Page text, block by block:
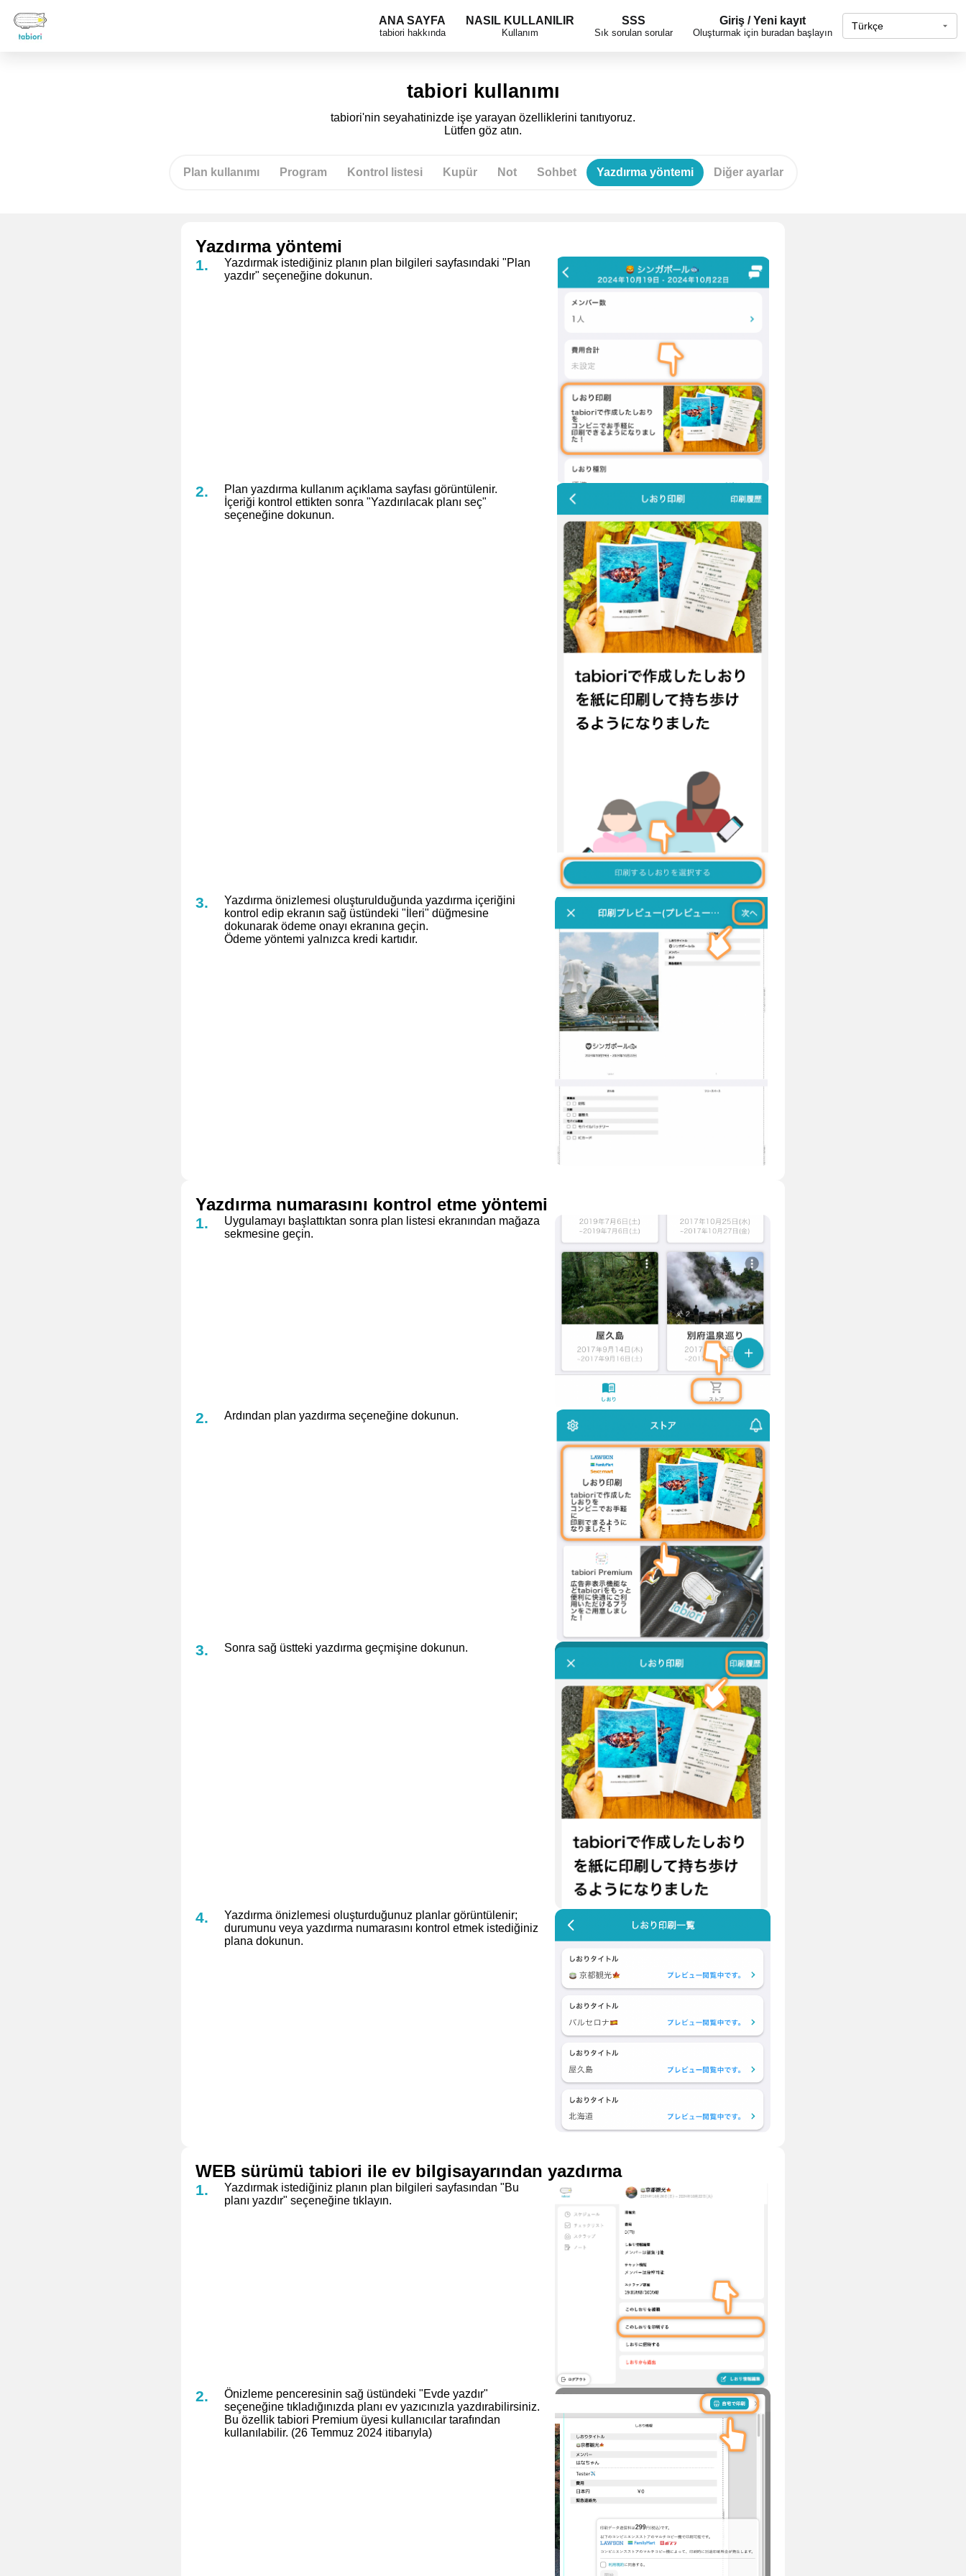
ANA SAYFA
tabiori hakkında
NASIL KULLANILIR
Kullanım
SSS
Sık sorulan sorular
Giriş / Yeni kayıt
Oluşturmak için buradan başlayın
tabiori kullanımı
tabiori'nin seyahatinizde işe yarayan özelliklerini tanıtıyoruz.
Lütfen göz atın.
Plan kullanımı Program Kontrol listesi Kupür Not Sohbet Yazdırma yöntemi Diğer ayarlar
Yazdırma yöntemi
Yazdırmak istediğiniz planın plan bilgileri sayfasındaki "Plan
yazdır" seçeneğine dokunun.
Plan yazdırma kullanım açıklama sayfası görüntülenir.
İçeriği kontrol ettikten sonra "Yazdırılacak planı seç"
seçeneğine dokunun.
Yazdırma önizlemesi oluşturulduğunda yazdırma içeriğini
kontrol edip ekranın sağ üstündeki "İleri" düğmesine
dokunarak ödeme onayı ekranına geçin.
Ödeme yöntemi yalnızca kredi kartıdır.
Yazdırma numarasını kontrol etme yöntemi
Uygulamayı başlattıktan sonra plan listesi ekranından mağaza
sekmesine geçin.
Ardından plan yazdırma seçeneğine dokunun.
Sonra sağ üstteki yazdırma geçmişine dokunun.
Yazdırma önizlemesi oluşturduğunuz planlar görüntülenir;
durumunu veya yazdırma numarasını kontrol etmek istediğiniz
plana dokunun.
WEB sürümü tabiori ile ev bilgisayarından yazdırma
Yazdırmak istediğiniz planın plan bilgileri sayfasından "Bu
planı yazdır" seçeneğine tıklayın.
Önizleme penceresinin sağ üstündeki "Evde yazdır"
seçeneğine tıkladığınızda planı ev yazıcınızla yazdırabilirsiniz.
Bu özellik tabiori Premium üyesi kullanıcılar tarafından
kullanılabilir. (26 Temmuz 2024 itibarıyla)